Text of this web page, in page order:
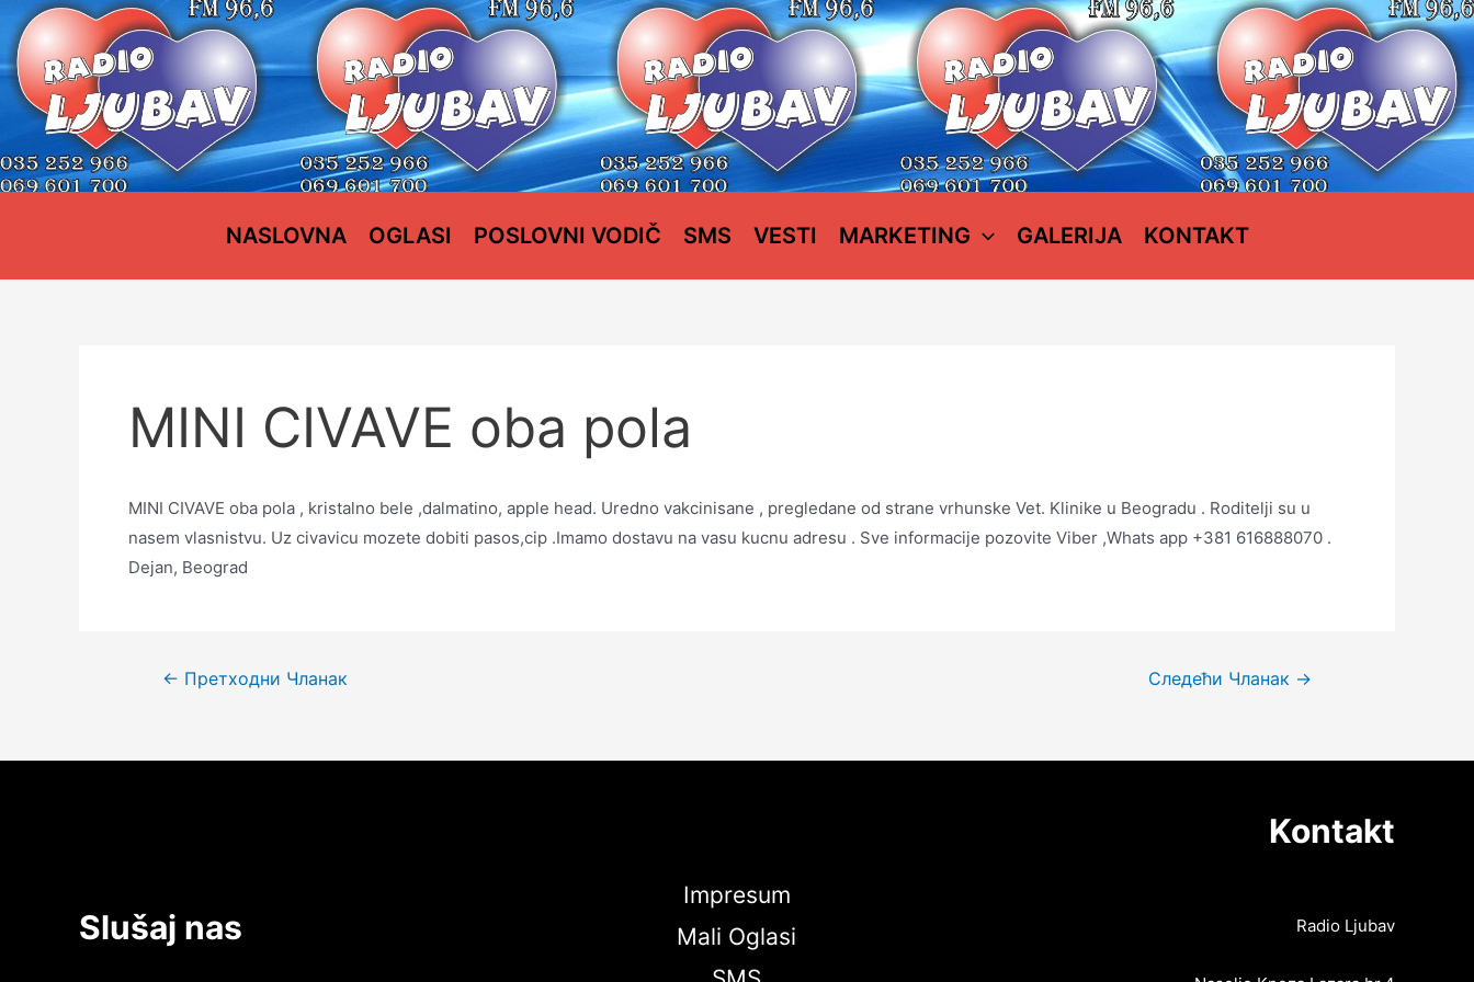
Пређи
на
садржај
NASLOVNA OGLASI POSLOVNI VODIČ SMS VESTI MARKETING GALERIJA KONTAKT
MINI CIVAVE oba pola
MINI CIVAVE oba pola , kristalno bele ,dalmatino, apple head. Uredno vakcinisane , pregledane od strane vrhunske Vet. Klinike u Beogradu . Roditelji su u
nasem vlasnistvu. Uz civavicu mozete dobiti pasos,cip .Imamo dostavu na vasu kucnu adresu . Sve informacije pozovite Viber ,Whats app +381 616888070 .
Dejan, Beograd
Кретање
← Претходни Чланак Следећи Чланак →
Slušaj nas
Impresum
Mali Oglasi
Kontakt
Radio Ljubav